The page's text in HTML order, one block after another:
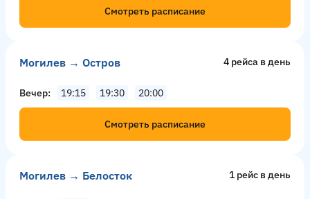
Смотреть расписание
Могилев → Остров 4 рейсa в день
Вечер 19:15 19:30 20:00
Смотреть расписание
Могилев → Белосток 1 рейс в день